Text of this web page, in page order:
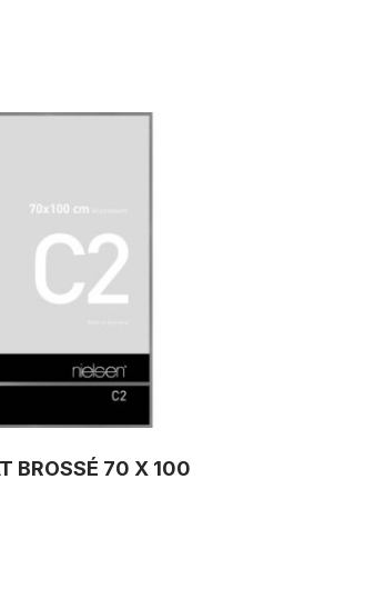
BROSSÉ 70 X 100